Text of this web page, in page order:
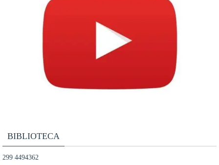
BIBLIOTECA
299 4494362